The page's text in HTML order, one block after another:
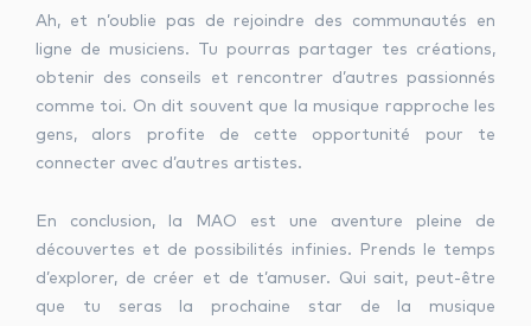
Ah, et n’oublie pas de rejoindre des communautés en
ligne de musiciens. Tu pourras partager tes créations,
obtenir des conseils et rencontrer d’autres passionnés
comme toi. On dit souvent que la musique rapproche les
gens, alors profite de cette opportunité pour te
connecter avec d’autres artistes.
En conclusion, la MAO est une aventure pleine de
découvertes et de possibilités infinies. Prends le temps
d’explorer, de créer et de t’amuser. Qui sait, peut-être
que tu seras la prochaine star de la musique